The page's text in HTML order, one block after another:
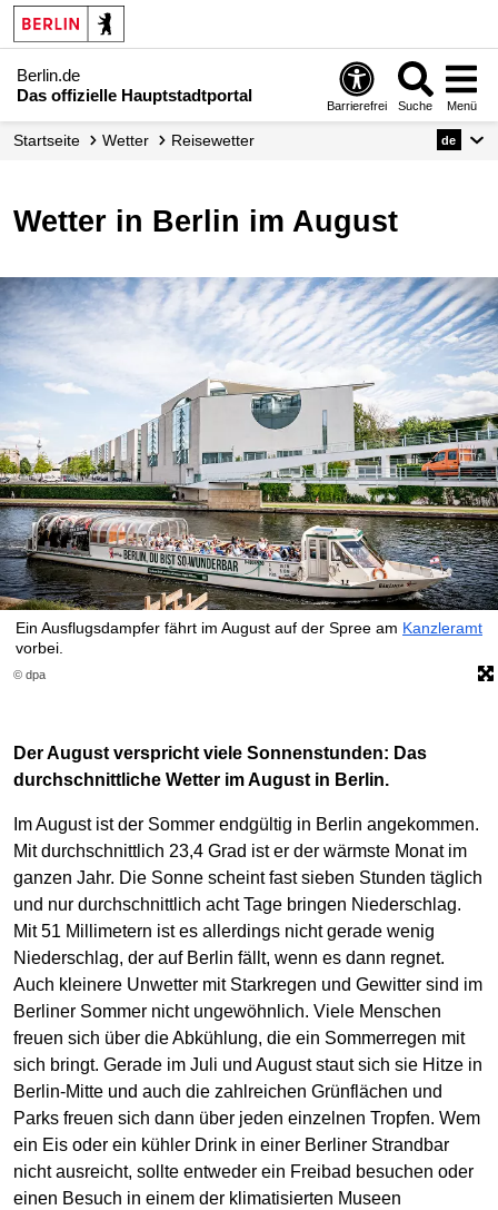
Berlin.de
Das offizielle Hauptstadtportal
Barrierefrei Suche Menü
Startseite Wetter Reisewetter de
Wetter in Berlin im August
© dpa
Ein Ausflugsdampfer fährt im August auf der Spree am Kanzleramt
vorbei.
Der August verspricht viele Sonnenstunden: Das
durchschnittliche Wetter im August in Berlin.
Im August ist der Sommer endgültig in Berlin angekommen.
Mit durchschnittlich 23,4 Grad ist er der wärmste Monat im
ganzen Jahr. Die Sonne scheint fast sieben Stunden täglich
und nur durchschnittlich acht Tage bringen Niederschlag.
Mit 51 Millimetern ist es allerdings nicht gerade wenig
Niederschlag, der auf Berlin fällt, wenn es dann regnet.
Auch kleinere Unwetter mit Starkregen und Gewitter sind im
Berliner Sommer nicht ungewöhnlich. Viele Menschen
freuen sich über die Abkühlung, die ein Sommerregen mit
sich bringt. Gerade im Juli und August staut sich sie Hitze in
Berlin-Mitte und auch die zahlreichen Grünflächen und
Parks freuen sich dann über jeden einzelnen Tropfen. Wem
ein Eis oder ein kühler Drink in einer Berliner Strandbar
nicht ausreicht, sollte entweder ein Freibad besuchen oder
einen Besuch in einem der klimatisierten Museen